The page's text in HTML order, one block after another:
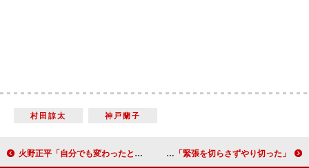
村田諒太 神戸蘭子
火野正平「自分でも変わったと思う」 自転車で列島縦断旅番組が４年目に突入 林遣都、初の時代劇に挑戦 「緊張を切らさずやり切った」